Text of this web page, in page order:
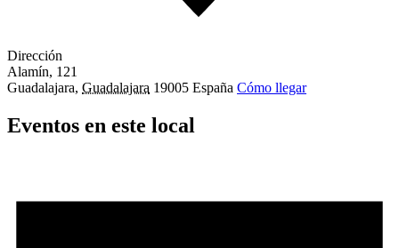
Dirección
Alamín, 121
Guadalajara, Guadalajara 19005 España Cómo llegar
Eventos en este local